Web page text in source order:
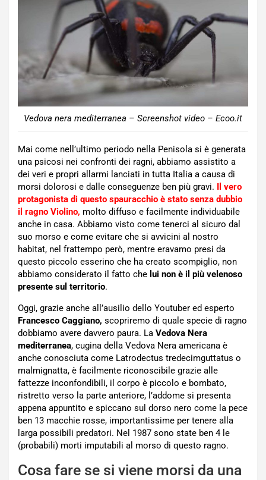
Vedova nera mediterranea – Screenshot video – Ecoo.it
Mai come nell’ultimo periodo nella Penisola si è generata
una psicosi nei confronti dei ragni, abbiamo assistito a
dei veri e propri allarmi lanciati in tutta Italia a causa di
morsi dolorosi e dalle conseguenze ben più gravi. Il vero
protagonista di questo spauracchio è stato senza dubbio
il ragno Violino, molto diffuso e facilmente individuabile
anche in casa. Abbiamo visto come tenerci al sicuro dal
suo morso e come evitare che si avvicini al nostro
habitat, nel frattempo però, mentre eravamo presi da
questo piccolo esserino che ha creato scompiglio, non
abbiamo considerato il fatto che lui non è il più velenoso
presente sul territorio.
Oggi, grazie anche all’ausilio dello Youtuber ed esperto
Francesco Caggiano, scopriremo di quale specie di ragno
dobbiamo avere davvero paura. La Vedova Nera
mediterranea, cugina della Vedova Nera americana è
anche conosciuta come Latrodectus tredecimguttatus o
malmignatta, è facilmente riconoscibile grazie alle
fattezze inconfondibili, il corpo è piccolo e bombato,
ristretto verso la parte anteriore, l’addome si presenta
appena appuntito e spiccano sul dorso nero come la pece
ben 13 macchie rosse, importantissime per tenere alla
larga possibili predatori. Nel 1987 sono state ben 4 le
(probabili) morti imputabili al morso di questo ragno.
Cosa fare se si viene morsi da una